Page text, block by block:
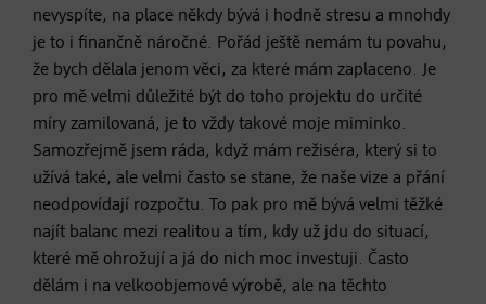
nevyspíte, na place někdy bývá i hodně stresu a mnohdy
je to i finančně náročné. Pořád ještě nemám tu povahu,
že bych dělala jenom věci, za které mám zaplaceno. Je
pro mě velmi důležité být do toho projektu do určité
míry zamilovaná, je to vždy takové moje miminko.
Samozřejmě jsem ráda, když mám režiséra, který si to
užívá také, ale velmi často se stane, že naše vize a přání
neodpovídají rozpočtu. To pak pro mě bývá velmi těžké
najít balanc mezi realitou a tím, kdy už jdu do situací,
které mě ohrožují a já do nich moc investuji. Často
dělám i na velkoobjemové výrobě, ale na těchto